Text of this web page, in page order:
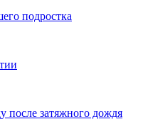
подростка
после затяжного дождя